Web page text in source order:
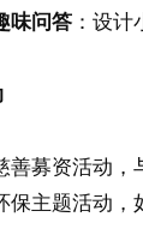
味问答 ：设
善募资活动，
保主题活动，